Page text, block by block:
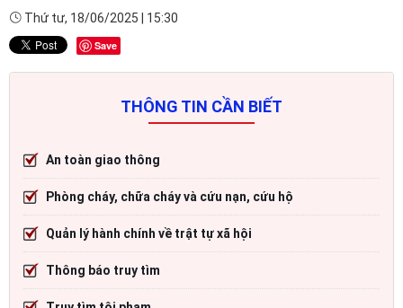
Thứ tư, 18/06/2025 | 15:30
Save
THÔNG TIN CẦN BIẾT
An toàn giao thông
Phòng cháy, chữa cháy và cứu nạn, cứu hộ
Quản lý hành chính về trật tự xã hội
Thông báo truy tìm